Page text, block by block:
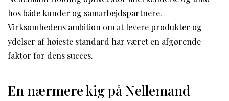
hos både kunder og samarbejdspartnere.
Virksomhedens ambition om at levere produkter og
ydelser af højeste standard har været en afgørende
faktor for dens succes.
En nærmere kig på Nellemand